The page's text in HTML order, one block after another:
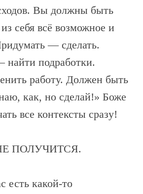
Вы должны быть
себя всё возможное и
— сделать.
подработки.
работу. Должен быть
как, но сделай!» Боже
все контексты сразу!
ПОЛУЧИТСЯ.
есть какой-то